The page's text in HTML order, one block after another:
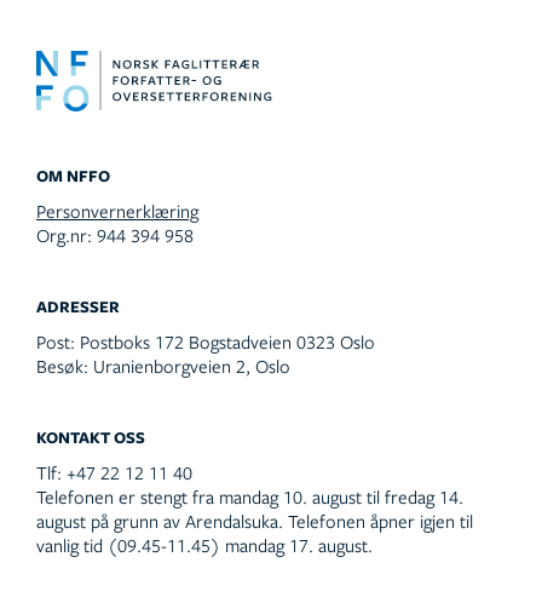
OM NFFO
Personvernerklæring
Org.nr: 944 394 958
ADRESSER
Post: Postboks 172 Bogstadveien 0323 Oslo
Besøk: Uranienborgveien 2, Oslo
KONTAKT OSS
Tlf: +47 22 12 11 40
Telefonen er stengt fra mandag 10. august til fredag 14.
august på grunn av Arendalsuka. Telefonen åpner igjen til
vanlig tid (09.45-11.45) mandag 17. august.